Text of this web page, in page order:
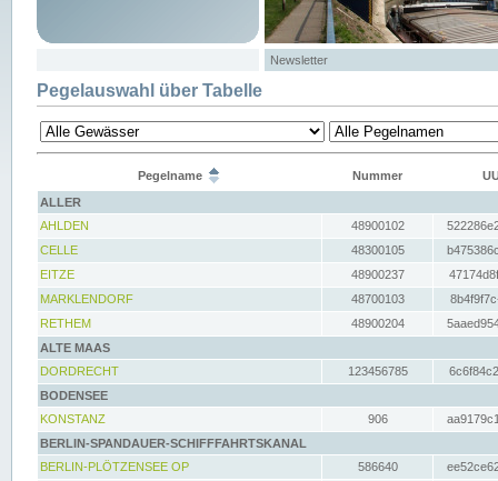
Newsletter
Pegelauswahl über Tabelle
Pegelname Nummer
ALLER
AHLDEN
48900102
CELLE
48300105
EITZE
48900237
MARKLENDORF
48700103
RETHEM
48900204
ALTE MAAS
DORDRECHT
123456785
BODENSEE
KONSTANZ
906
BERLIN-SPANDAUER-SCHIFFFAHRTSKANAL
BERLIN-PLÖTZENSEE OP
586640